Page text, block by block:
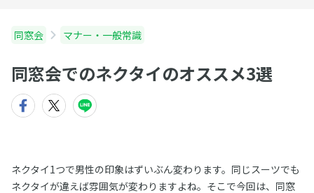
同窓会 マナー・一般常識
同窓会でのネクタイのオススメ3選
ネクタイ1つで男性の印象はずいぶん変わります。同じスーツでも
ネクタイが違えば雰囲気が変わりますよね。そこで今回は、同窓